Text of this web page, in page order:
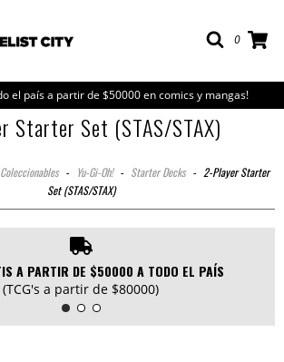
0
el país a partir de $50000 en comics y mangas!
Starter Set (STAS/STAX)
- Yu-Gi-Oh! - Starter Decks - 2-Player Starter
Set (STAS/STAX)
A PARTIR DE $50000 A TODO EL PAÍS
(TCG's a partir de $80000)